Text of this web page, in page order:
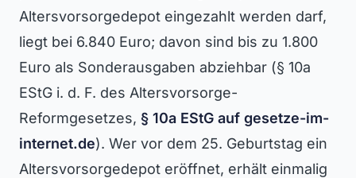
Altersvorsorgedepot eingezahlt werden darf,
liegt bei 6.840 Euro; davon sind bis zu 1.800
Euro als Sonderausgaben abziehbar (§ 10a
EStG i. d. F. des Altersvorsorge-
Reformgesetzes, § 10a EStG auf gesetze-im-
internet.de). Wer vor dem 25. Geburtstag ein
Altersvorsorgedepot eröffnet, erhält einmalig